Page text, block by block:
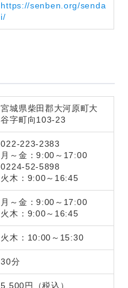
https://senben.org/senda
i/
宮城県柴田郡大河原町大
谷字町向103-23
022-223-2383
月～金：9:00～17:00
0224-52-5898
火木：9:00～16:45
月～金：9:00～17:00
火木：9:00～16:45
火木：10:00～15:30
30分
5,500円（税込）